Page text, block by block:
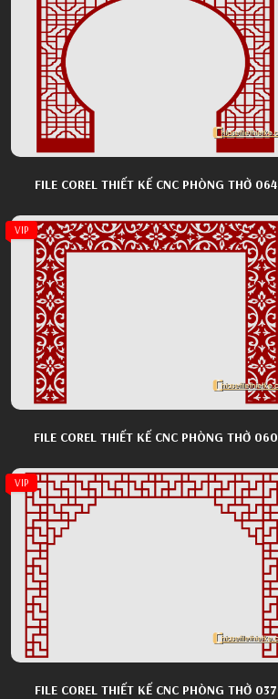
FILE COREL THIẾT KẾ CNC PHÒNG THỜ 064
VIP
FILE COREL THIẾT KẾ CNC PHÒNG THỜ 060
VIP
FILE COREL THIẾT KẾ CNC PHÒNG THỜ 037